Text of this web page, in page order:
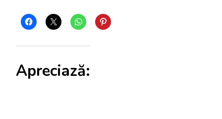
Apreciază: